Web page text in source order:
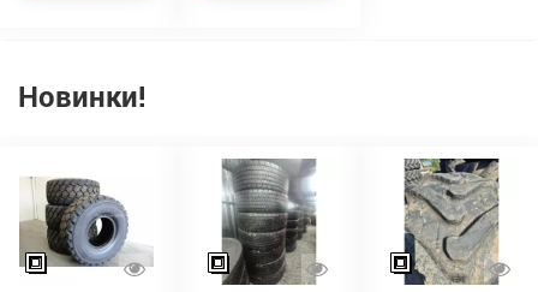
Новинки!